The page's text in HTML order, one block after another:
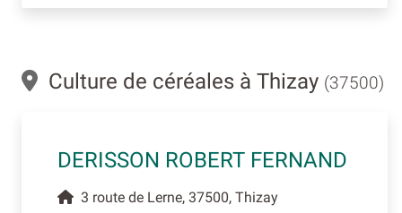
Culture de céréales à Thizay (37500)
DERISSON ROBERT FERNAND
3 route de Lerne, 37500, Thizay